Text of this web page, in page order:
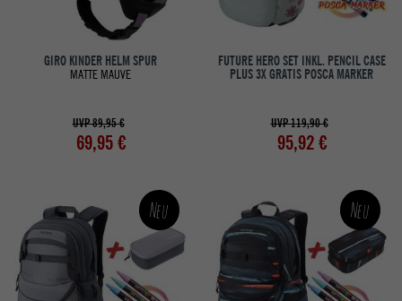
GIRO KINDER HELM SPUR
MATTE MAUVE
UVP 89,95 €
69,95 €
FUTURE HERO SET INKL. PENCIL CASE
PLUS 3X GRATIS POSCA MARKER
UVP 119,90 €
95,92 €
Neu Neu